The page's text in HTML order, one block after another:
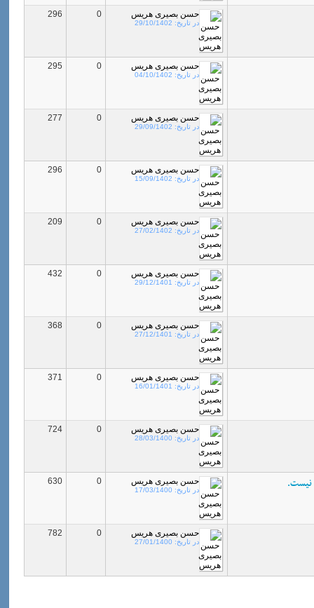
حسن بصیری هریس
در تاریخ: 29/10/1402
0
296
حسن بصیری هریس
در تاریخ: 04/10/1402
0
295
حسن بصیری هریس
در تاریخ: 29/09/1402
0
277
حسن بصیری هریس
در تاریخ: 15/09/1402
0
296
حسن بصیری هریس
در تاریخ: 27/02/1402
0
209
حسن بصیری هریس
در تاریخ: 29/12/1401
0
432
حسن بصیری هریس
در تاریخ: 27/12/1401
0
368
حسن بصیری هریس
در تاریخ: 16/01/1401
0
371
حسن بصیری هریس
در تاریخ: 28/03/1400
0
724
نیست. حسن بصیری هریس
در تاریخ: 17/03/1400
0
630
حسن بصیری هریس
در تاریخ: 27/01/1400
0
782